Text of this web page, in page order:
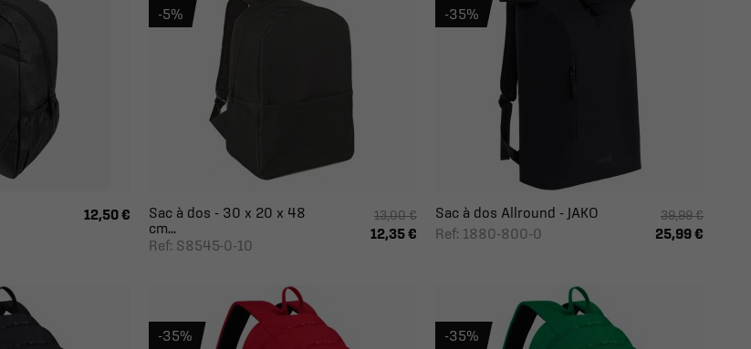
12,50 €
Sac à dos - 30 x 20 x 48
cm...
Ref: S8545-0-10
13,00 €
12,35 €
-5%
Sac à dos Allround - JAKO
Ref: 1880-800-0
39,99 €
25,99 €
-35%
-35% -35%